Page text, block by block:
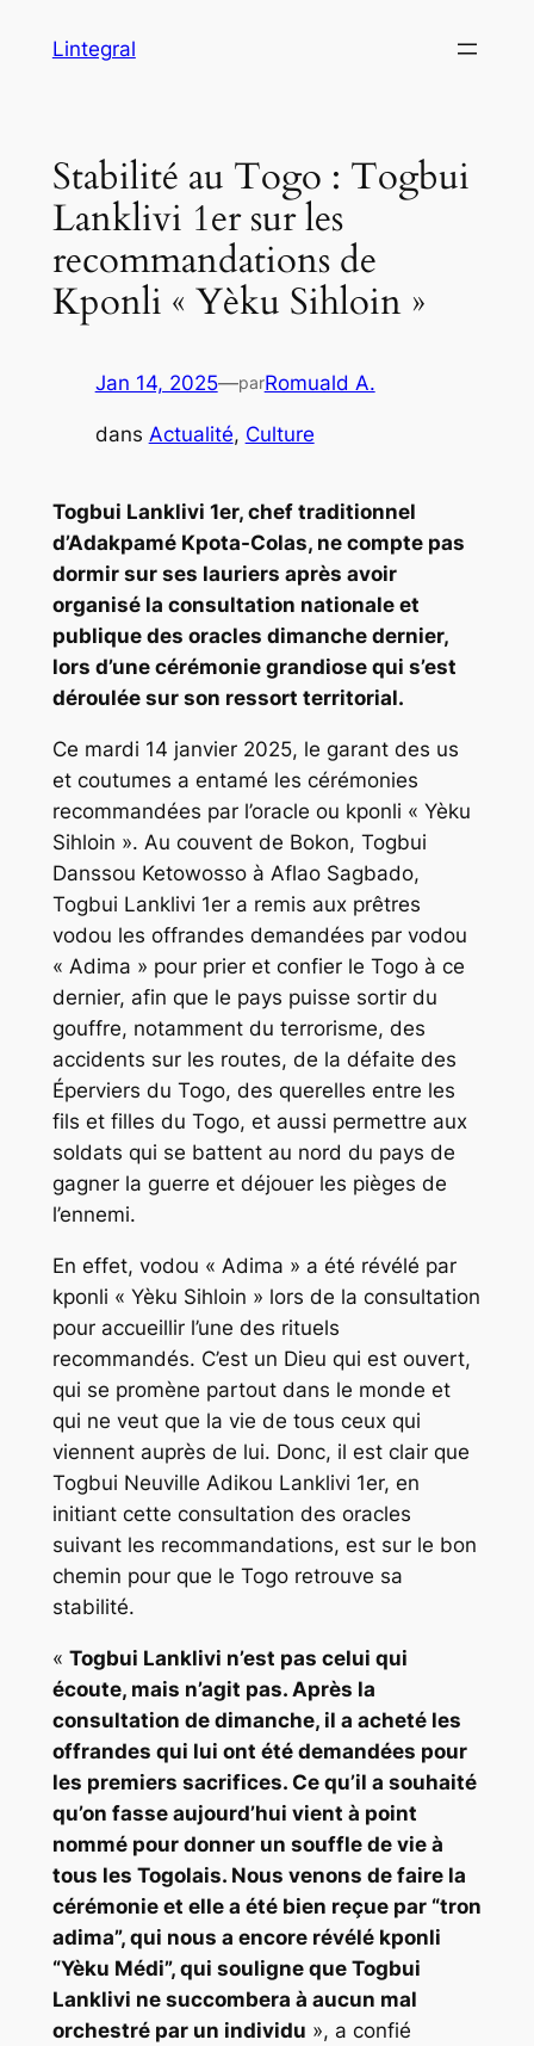
Lintegral
Stabilité au Togo : Togbui
Lanklivi 1er sur les
recommandations de
Kponli « Yèku Sihloin »
Jan 14, 2025—parRomuald A.
dans Actualité, Culture
Togbui Lanklivi 1er, chef traditionnel
d’Adakpamé Kpota-Colas, ne compte pas
dormir sur ses lauriers après avoir
organisé la consultation nationale et
publique des oracles dimanche dernier,
lors d’une cérémonie grandiose qui s’est
déroulée sur son ressort territorial.
Ce mardi 14 janvier 2025, le garant des us
et coutumes a entamé les cérémonies
recommandées par l’oracle ou kponli « Yèku
Sihloin ». Au couvent de Bokon, Togbui
Danssou Ketowosso à Aflao Sagbado,
Togbui Lanklivi 1er a remis aux prêtres
vodou les offrandes demandées par vodou
« Adima » pour prier et confier le Togo à ce
dernier, afin que le pays puisse sortir du
gouffre, notamment du terrorisme, des
accidents sur les routes, de la défaite des
Éperviers du Togo, des querelles entre les
fils et filles du Togo, et aussi permettre aux
soldats qui se battent au nord du pays de
gagner la guerre et déjouer les pièges de
l’ennemi.
En effet, vodou « Adima » a été révélé par
kponli « Yèku Sihloin » lors de la consultation
pour accueillir l’une des rituels
recommandés. C’est un Dieu qui est ouvert,
qui se promène partout dans le monde et
qui ne veut que la vie de tous ceux qui
viennent auprès de lui. Donc, il est clair que
Togbui Neuville Adikou Lanklivi 1er, en
initiant cette consultation des oracles
suivant les recommandations, est sur le bon
chemin pour que le Togo retrouve sa
stabilité.
« Togbui Lanklivi n’est pas celui qui
écoute, mais n’agit pas. Après la
consultation de dimanche, il a acheté les
offrandes qui lui ont été demandées pour
les premiers sacrifices. Ce qu’il a souhaité
qu’on fasse aujourd’hui vient à point
nommé pour donner un souffle de vie à
tous les Togolais. Nous venons de faire la
cérémonie et elle a été bien reçue par “tron
adima”, qui nous a encore révélé kponli
“Yèku Médi”, qui souligne que Togbui
Lanklivi ne succombera à aucun mal
orchestré par un individu », a confié